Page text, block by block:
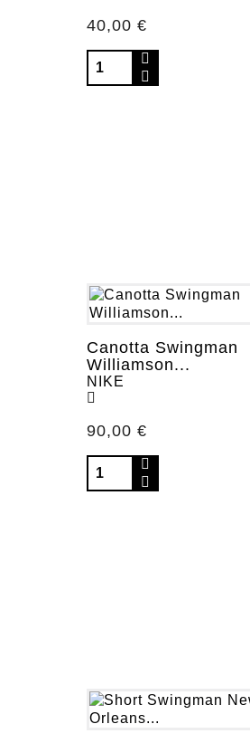
Prezzo
40,00 €
Canotta Swingman
Williamson...
NIKE
Prezzo
90,00 €